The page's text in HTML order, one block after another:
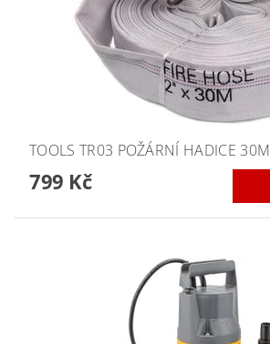
TOOLS TR03 POŽÁRNÍ HADICE 30M
799 Kč